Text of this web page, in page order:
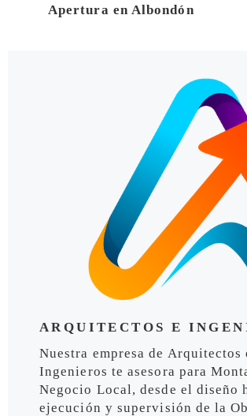
Apertura en Albondón
ARQUITECTOS E
Nuestra empresa de Arquitectos
Ingenieros te asesora para
Negocio Local, desde el diseño
ejecución y supervisión de la